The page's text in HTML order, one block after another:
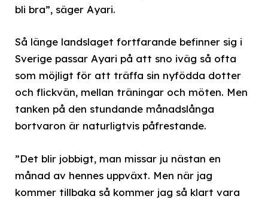
bli bra”, säger Ayari.
Så länge landslaget fortfarande befinner sig i
Sverige passar Ayari på att sno iväg så ofta
som möjligt för att träffa sin nyfödda dotter
och flickvän, mellan träningar och möten. Men
tanken på den stundande månadslånga
bortvaron är naturligtvis påfrestande.
”Det blir jobbigt, man missar ju nästan en
månad av hennes uppväxt. Men när jag
kommer tillbaka så kommer jag så klart vara